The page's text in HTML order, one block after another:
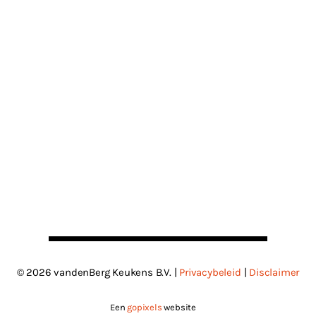
© 2026 vandenBerg Keukens B.V. | Privacybeleid | Disclaimer
Eengopixels website